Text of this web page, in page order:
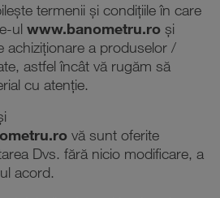
termenii și condițiile în care
ul www.banometru.ro și
achiziționare a produselor /
astfel încât vă rugăm să
cu atenție.
vă sunt oferite
Dvs. fără nicio modificare, a
acord.